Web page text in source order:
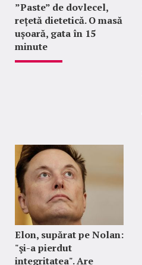
”Paste” de dovlecel,
rețetă dietetică. O masă
ușoară, gata în 15
minute
Elon, supărat pe Nolan:
"şi-a pierdut
integritatea". Are